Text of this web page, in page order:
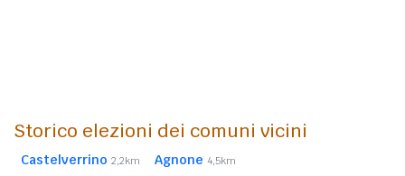
Storico elezioni dei comuni vicini
Castelverrino 2,2km Agnone 4,5km